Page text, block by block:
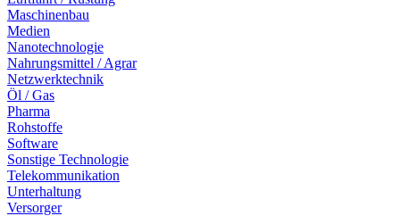
Maschinenbau
Medien
Nanotechnologie
Nahrungsmittel / Agrar
Netzwerktechnik
Öl / Gas
Pharma
Rohstoffe
Software
Sonstige Technologie
Telekommunikation
Unterhaltung
Versorger